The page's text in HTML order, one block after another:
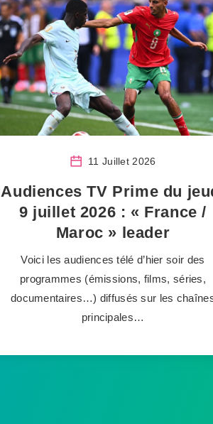
11 Juillet 2026
Audiences TV Prime du
9 juillet 2026 : « France /
Maroc » leader
Voici les audiences télé d’hier soir des
programmes (émissions, films, séries,
documentaires…) diffusés sur les
principales…